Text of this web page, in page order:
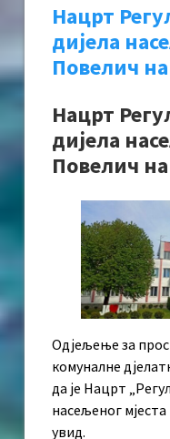
Нацрт
дијела
Повелич
Нацрт
дијела
Повелич
Одјељење за
комуналне
да је Нацрт
насељеног
увид.